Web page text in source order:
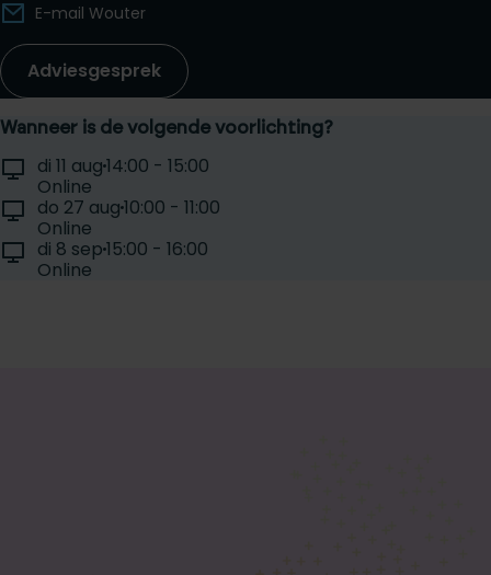
E-mail Wouter
Adviesgesprek
Wanneer is de volgende voorlichting?
Selecteer een voorlichtingsdag:
Datum:
di 11 augTijd:
14:00 - 15:00
Locatie:
Online
Datum:
do 27 augTijd:
10:00 - 11:00
Locatie:
Online
Datum:
di 8 sepTijd:
15:00 - 16:00
Locatie:
Online